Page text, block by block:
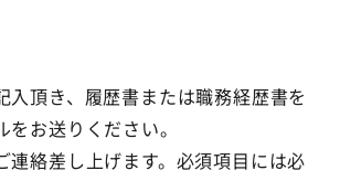
入頂き、履歴書または職務経歴書を
お送りください。
連絡差し上げます。必須項目には必